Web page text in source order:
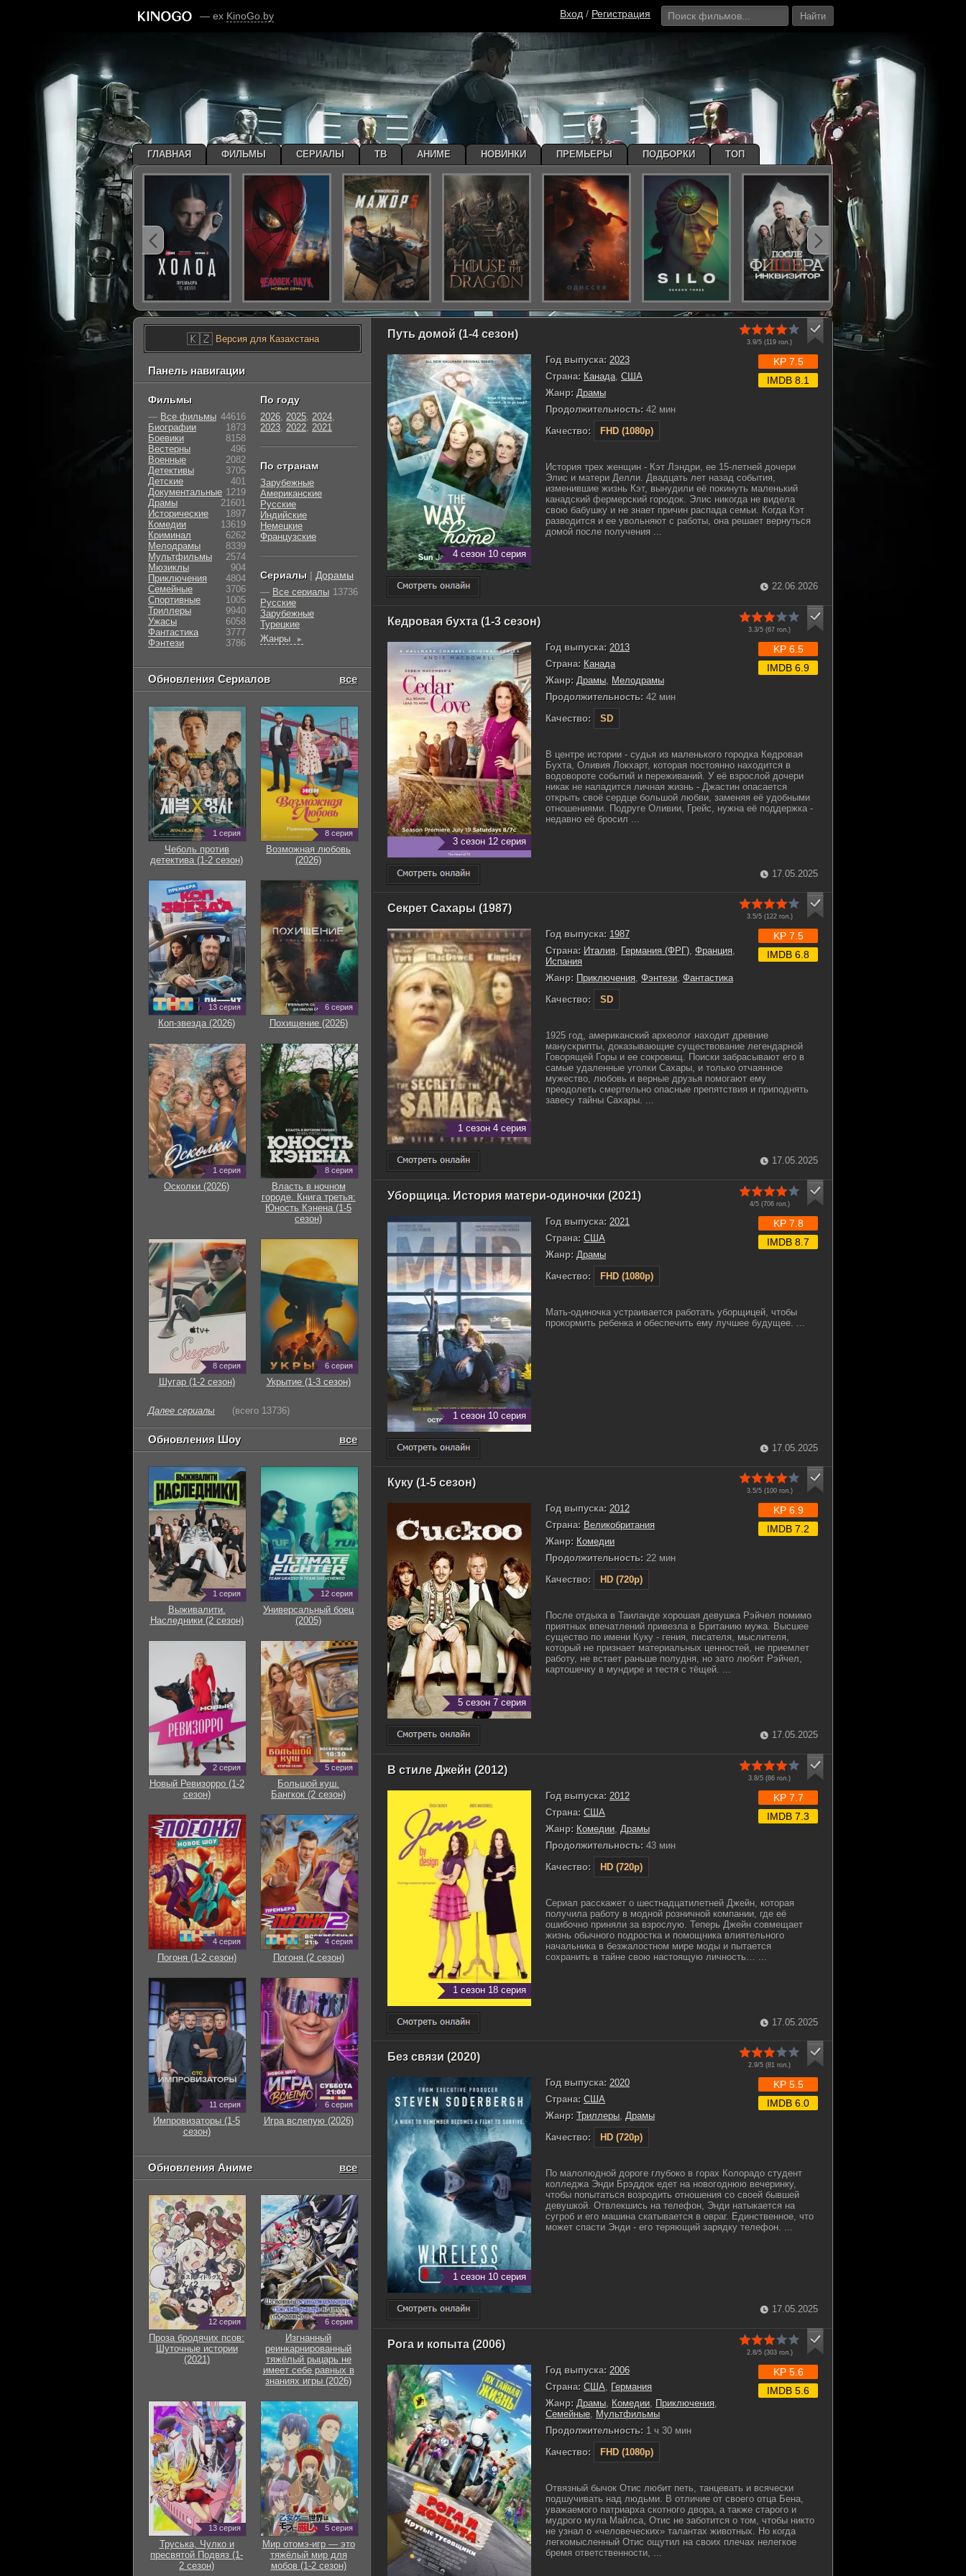
— ex KinoGo.by Вход / Регистрация Найти
Путь домой (1-4 сезон)
3.9/5 (119 гол.)
4 сезон 10 серия
Год выпуска: 2023
Страна: Канада, США
Жанр: Драмы
Продолжительность: 42 мин
Качество:
FHD (1080p)
KP 7.5
IMDB 8.1
История трех женщин - Кэт Лэндри, ее 15-летней дочери
Элис и матери Делли. Двадцать лет назад события,
изменившие жизнь Кэт, вынудили её покинуть маленький
канадский фермерский городок. Элис никогда не видела
свою бабушку и не знает причин распада семьи. Когда Кэт
разводится и ее увольняют с работы, она решает вернуться
домой после получения ...
22.06.2026
Кедровая бухта (1-3 сезон)
3.3/5 (67 гол.)
3 сезон 12 серия
Год выпуска: 2013
Страна: Канада
Жанр: Драмы Мелодрамы
Продолжительность: 42 мин
Качество:
SD
KP 6.5
IMDB 6.9
В центре истории - судья из маленького городка Кедровая
Бухта, Оливия Локхарт, которая постоянно находится в
водовороте событий и переживаний. У её взрослой дочери
никак не наладится личная жизнь - Джастин опасается
открыть своё сердце большой любви, заменяя её удобными
отношениями. Подруге Оливии, Грейс, нужна её поддержка -
недавно её бросил ...
17.05.2025
Секрет Сахары (1987)
3.5/5 (122гол.)
1 сезон 4 серия
Год выпуска: 1987
Страна: Италия, Германия (ФРГ), Франция,
Испания
Жанр: Приключения, Фэнтези, Фантастика
Качество:
SD
KP 7.5
IMDB 6.8
1925 год, американский археолог находит древние
манускрипты, доказывающие существование легендарной
Говорящей Горы и ее сокровищ. Поиски забрасывают его в
самые удаленные уголки Сахары, и только отчаянное
мужество, любовь и верные друзья помогают ему
преодолеть смертельно опасные препятствия и приподнять
завесу тайны Сахары. ...
17.05.2025
Уборщица. История матери-одиночки (2021)
4/5 (706гол.)
1 сезон 10 серия
Год выпуска: 2021
Страна: США
Жанр: Драмы
Качество:
FHD (1080p)
KP 7.8
IMDB 8.7
Мать-одиночка устраивается работать уборщицей, чтобы
прокормить ребенка и обеспечить ему лучшее будущее. ...
17.05.2025
Куку (1-5 сезон)
3.5/5 (100гол.)
5 сезон 7 серия
Год выпуска: 2012
Страна: Великобритания
Жанр: Комедии
Продолжительность: 22 мин
Качество:
HD (720p)
KP 6.9
IMDB 7.2
После отдыха в Таиланде хорошая девушка Рэйчел помимо
приятных впечатлений привезла в Британию мужа. Высшее
существо по имени Куку - гения, писателя, мыслителя,
который не признает материальных ценностей, не приемлет
работу, не встает раньше полудня, но зато любит Рэйчел,
картошечку в мундире и тестя с тёщей. ...
17.05.2025
В стиле Джейн (2012)
3.8/5 (86 гол.)
1 сезон 18 серия
Год выпуска: 2012
Страна: США
Жанр: Комедии Драмы
Продолжительность: 43 мин
Качество:
HD (720p)
KP 7.7
IMDB 7.3
Сериал расскажет о шестнадцатилетней Джейн, которая
получила работу в модной розничной компании, где её
ошибочно приняли за взрослую. Теперь Джейн совмещает
жизнь обычного подростка и помощника влиятельного
начальника в безжалостном мире моды и пытается
сохранить в тайне свою настоящую личность… ...
17.05.2025
Без связи (2020)
2.9/5 (81 гол.)
1 сезон 10 серия
Год выпуска: 2020
Страна: США
Жанр: Триллеры, Драмы
Качество:
HD (720p)
KP 5.5
IMDB 6.0
По малолюдной дороге глубоко в горах Колорадо студент
колледжа Энди Брэддок едет на новогоднюю вечеринку,
чтобы попытаться возродить отношения со своей бывшей
девушкой. Отвлекшись на телефон, Энди натыкается на
сугроб и его машина скатывается в овраг. Единственное, что
может спасти Энди - его теряющий зарядку телефон. ...
17.05.2025
Рога и копыта (2006)
2.8/5 (303гол.)
Год выпуска: 2006
Страна: США
Германия
Жанр: Драмы Комедии Приключения
Семейные Мультфильмы
Продолжительность: 1 ч 30 мин
Качество:
FHD (1080p)
KP 5.6
IMDB 5.6
Отвязный бычок Отис любит петь, танцевать и всячески
подшучивать над людьми. В отличие от своего отца Бена,
уважаемого патриарха скотного двора, а также старого и
мудрого мула Майлса, Отис не заботится о том, чтобы никто
не узнал о «человеческих» талантах животных. Но когда
легкомысленный Отис ощутил на своих плечах нелегкое
бремя ответственности, ...
🇰🇿Версия для Казахстана
Панель навигации
Фильмы
— Все фильмы 44616
Биографии
1873
Боевики
8158
Вестерны
496
Военные
2082
Детективы
3705
Детские
401
Документальные 1219
Драмы
21601
Исторические
1897
Комедии
13619
Криминал
6262
Мелодрамы
8339
Мультфильмы
2574
Мюзиклы
904
Приключения
4804
Семейные
3706
Cпортивные
1005
Триллеры
9940
Ужасы
6058
Фантастика
3777
Фэнтези
3786
По году
2026, 2025, 2024,
2023, 2022, 2021
По странам
Зарубежные
Американские
Русские
Индийские
Немецкие
Французские
Сериалы | Дорамы
— Все сериалы 13736
Русские
Зарубежные
Турецкие
Жанры
►
Обновления Сериалов все
1 серия
Чеболь против
детектива (1-2 сезон)
8 серия
Возможная любовь
(2026)
13 серия
Коп-звезда (2026)
6 серия
Похищение (2026)
1 серия
Осколки (2026)
8 серия
Власть в ночном
городе. Книга третья:
Юность Кэнена (1-5
сезон)
8 серия
Шугар (1-2 сезон)
6 серия
Укрытие (1-3 сезон)
Далее сериалы (всего 13736)
Обновления Шоу все
1 серия
Выживалити.
Наследники (2 сезон)
12 серия
Универсальный боец
(2005)
2 серия
Новый Ревизорро (1-2
сезон)
5 серия
Большой куш.
Бангкок (2 сезон)
4 серия
Погоня (1-2 сезон)
4 серия
Погоня (2 сезон)
11 серия
Импровизаторы (1-5
сезон)
6 серия
Игра вслепую (2026)
Обновления Аниме все
12 серия
Проза бродячих псов:
Шуточные истории
(2021)
6 серия
Изгнанный
реинкарнированный
тяжёлый рыцарь не
имеет себе равных в
знаниях игры (2026)
13 серия
Труська, Чулко и
пресвятой Подвяз (1-
2 сезон)
5 серия
Мир отомэ-игр — это
тяжёлый мир для
мобов (1-2 сезон)
ГЛАВНАЯ ФИЛЬМЫ СЕРИАЛЫ ТВ АНИМЕ НОВИНКИ ПРЕМЬЕРЫ ПОДБОРКИ ТОП